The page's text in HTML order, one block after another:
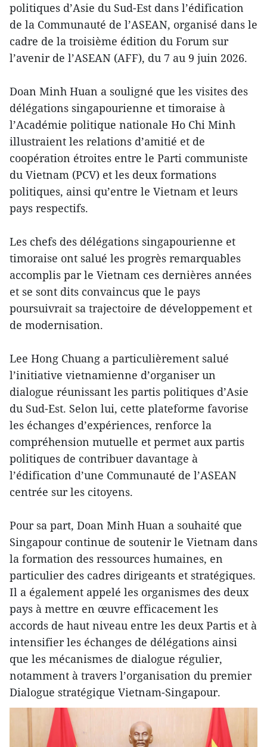
politiques d’Asie du Sud-Est dans l’édification
de la Communauté de l’ASEAN, organisé dans le
cadre de la troisième édition du Forum sur
l’avenir de l’ASEAN (AFF), du 7 au 9 juin 2026.
Doan Minh Huan a souligné que les visites des
délégations singapourienne et timoraise à
l’Académie politique nationale Ho Chi Minh
illustraient les relations d’amitié et de
coopération étroites entre le Parti communiste
du Vietnam (PCV) et les deux formations
politiques, ainsi qu’entre le Vietnam et leurs
pays respectifs.
Les chefs des délégations singapourienne et
timoraise ont salué les progrès remarquables
accomplis par le Vietnam ces dernières années
et se sont dits convaincus que le pays
poursuivrait sa trajectoire de développement et
de modernisation.
Lee Hong Chuang a particulièrement salué
l’initiative vietnamienne d’organiser un
dialogue réunissant les partis politiques d’Asie
du Sud-Est. Selon lui, cette plateforme favorise
les échanges d’expériences, renforce la
compréhension mutuelle et permet aux partis
politiques de contribuer davantage à
l’édification d’une Communauté de l’ASEAN
centrée sur les citoyens.
Pour sa part, Doan Minh Huan a souhaité que
Singapour continue de soutenir le Vietnam dans
la formation des ressources humaines, en
particulier des cadres dirigeants et stratégiques.
Il a également appelé les organismes des deux
pays à mettre en œuvre efficacement les
accords de haut niveau entre les deux Partis et à
intensifier les échanges de délégations ainsi
que les mécanismes de dialogue régulier,
notamment à travers l’organisation du premier
Dialogue stratégique Vietnam-Singapour.